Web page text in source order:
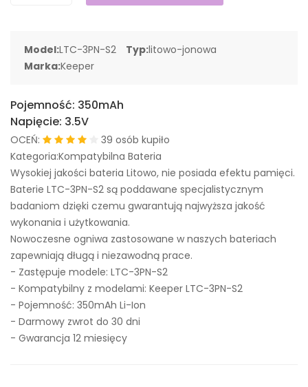
Model:LTC-3PN-S2 Typ:litowo-jonowa
Marka:Keeper
Pojemność: 350mAh
Napięcie: 3.5V
OCEŃ:
39 osób kupiło
Kategoria:Kompatybilna Bateria
Wysokiej jakości bateria Litowo, nie posiada efektu pamięci.
Baterie LTC-3PN-S2 są poddawane specjalistycznym
badaniom dzięki czemu gwarantują najwyższa jakość
wykonania i użytkowania.
Nowoczesne ogniwa zastosowane w naszych bateriach
zapewniają długą i niezawodną prace.
- Zastępuje modele: LTC-3PN-S2
- Kompatybilny z modelami: Keeper LTC-3PN-S2
- Pojemność: 350mAh Li-Ion
- Darmowy zwrot do 30 dni
- Gwarancja 12 miesięcy